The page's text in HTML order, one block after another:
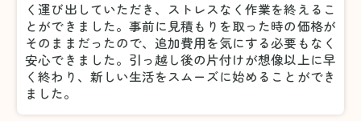
く運び出していただき、ストレスなく作業を終えるこ
とができました。事前に見積もりを取った時の価格が
そのままだったので、追加費用を気にする必要もなく
安心できました。引っ越し後の片付けが想像以上に早
く終わり、新しい生活をスムーズに始めることができ
ました。